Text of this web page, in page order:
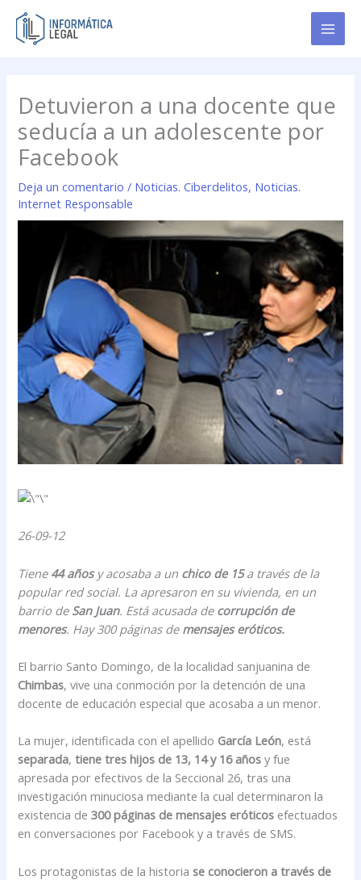
contenido
Detuvieron a una docente que
seducía a un adolescente por
Facebook
Deja un comentario / Noticias. Ciberdelitos, Noticias.
Internet Responsable
26-09-12
Tiene44 años y acosaba a un chico de 15a través de la
popular red social. La apresaron en su vivienda, en un
barrio deSan Juan. Está acusada de corrupción de
menores. Hay 300 páginas de mensajes eróticos.
El barrio Santo Domingo, de la localidad sanjuanina de
Chimbas, vive una conmoción por la detención de una
docente de educación especial que acosaba a un menor.
La mujer, identificada con el apellido García León, está
separada,tiene tres hijos de 13, 14 y 16 años y fue
apresada por efectivos de la Seccional 26, tras una
investigación minuciosa mediante la cual determinaron la
existencia de300 páginas de mensajes eróticos efectuados
en conversaciones por Facebook y a través de SMS.
Los protagonistas de la historiase conocieron a través de